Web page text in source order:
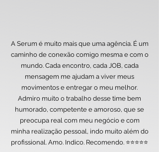
A Serum é muito mais que uma agência. É um
caminho de conexão comigo mesma e com o
mundo. Cada encontro, cada JOB, cada
mensagem me ajudam a viver meus
movimentos e entregar o meu melhor.
Admiro muito o trabalho desse time bem
humorado, competente e amoroso, que se
preocupa real com meu negócio e com
minha realização pessoal, indo muito além do
profissional. Amo. Indico. Recomendo. ⭐️⭐️⭐️⭐️⭐️